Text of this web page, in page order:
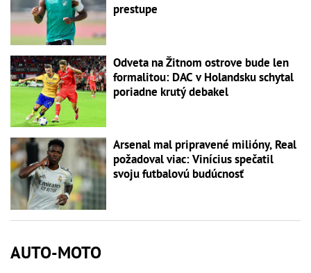
prestupe
Odveta na Žitnom ostrove bude len
formalitou: DAC v Holandsku schytal
poriadne krutý debakel
Arsenal mal pripravené milióny, Real
požadoval viac: Vinícius spečatil
svoju futbalovú budúcnosť
AUTO-MOTO